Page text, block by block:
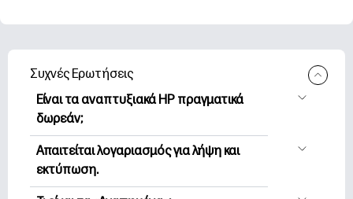
Συχνές Ερωτήσεις
Είναι τα αναπτυξιακά HP πραγματικά
δωρεάν;
Η HP Printables προσφέρει 2,500+
δωρεάν εκτυπώσιμα για λήψη και
Απαιτείται λογαριασμός για λήψη και
εκτύπωση.
Μπορείτε να εξερευνήσετε και να